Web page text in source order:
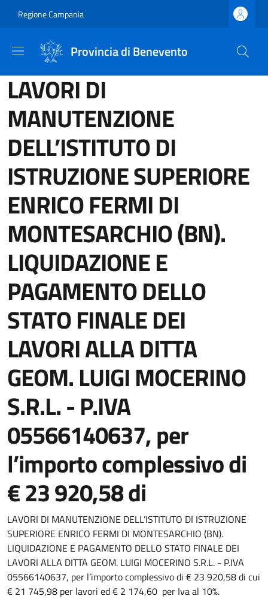
Regione Campania
Provincia di Benevento
LAVORI DI
MANUTENZIONE
DELL’ISTITUTO DI
ISTRUZIONE SUPERIORE
ENRICO FERMI DI
MONTESARCHIO (BN).
LIQUIDAZIONE E
PAGAMENTO DELLO
STATO FINALE DEI
LAVORI ALLA DITTA
GEOM. LUIGI MOCERINO
S.R.L. - P.IVA
05566140637, per
l’importo complessivo di
€ 23 920,58 di
LAVORI DI MANUTENZIONE DELL’ISTITUTO DI ISTRUZIONE
SUPERIORE ENRICO FERMI DI MONTESARCHIO (BN).
LIQUIDAZIONE E PAGAMENTO DELLO STATO FINALE DEI
LAVORI ALLA DITTA GEOM. LUIGI MOCERINO S.R.L. - P.IVA
05566140637, per l’importo complessivo di € 23 920,58 di cui
€ 21 745,98 per lavori ed € 2 174,60 per Iva al 10%.